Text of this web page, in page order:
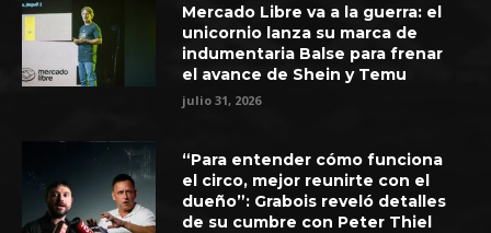
Mercado Libre va a la guerra: el
unicornio lanza su marca de
indumentaria Balse para frenar
el avance de Shein y Temu
julio 31, 2026
“Para entender cómo funciona
el circo, mejor reunirte con el
dueño”: Grabois reveló detalles
de su cumbre con Peter Thiel